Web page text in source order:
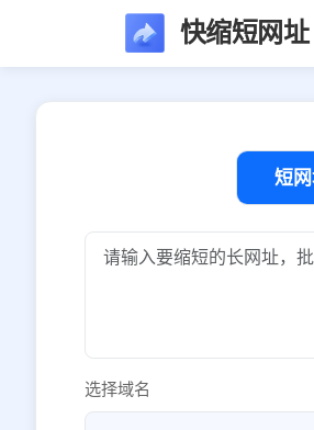
快缩短网址
短
选择域名